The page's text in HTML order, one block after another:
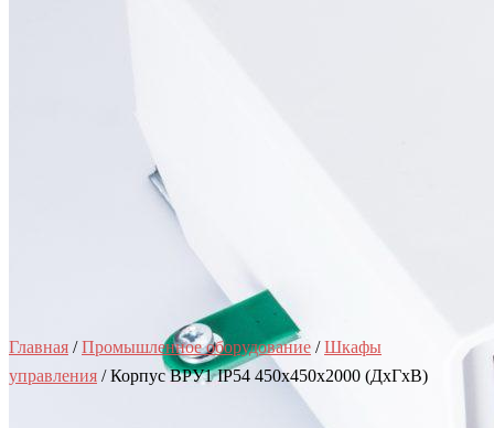
Главная /Промышленное оборудование /Шкафы
управления / Корпус ВРУ1 IP54 450х450х2000 (ДхГхВ)